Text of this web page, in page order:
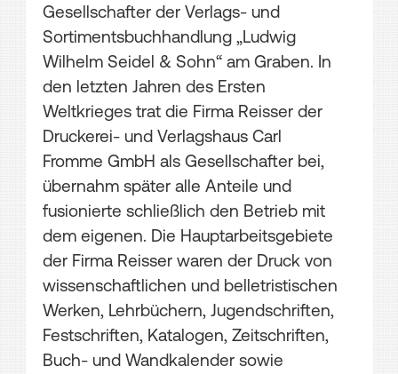
Gesellschafter der Verlags- und
Sortimentsbuchhandlung „Ludwig
Wilhelm Seidel & Sohn“ am Graben. In
den letzten Jahren des Ersten
Weltkrieges trat die Firma Reisser der
Druckerei- und Verlagshaus Carl
Fromme GmbH als Gesellschafter bei,
übernahm später alle Anteile und
fusionierte schließlich den Betrieb mit
dem eigenen. Die Hauptarbeitsgebiete
der Firma Reisser waren der Druck von
wissenschaftlichen und belletristischen
Werken, Lehrbüchern, Jugendschriften,
Festschriften, Katalogen, Zeitschriften,
Buch- und Wandkalender sowie